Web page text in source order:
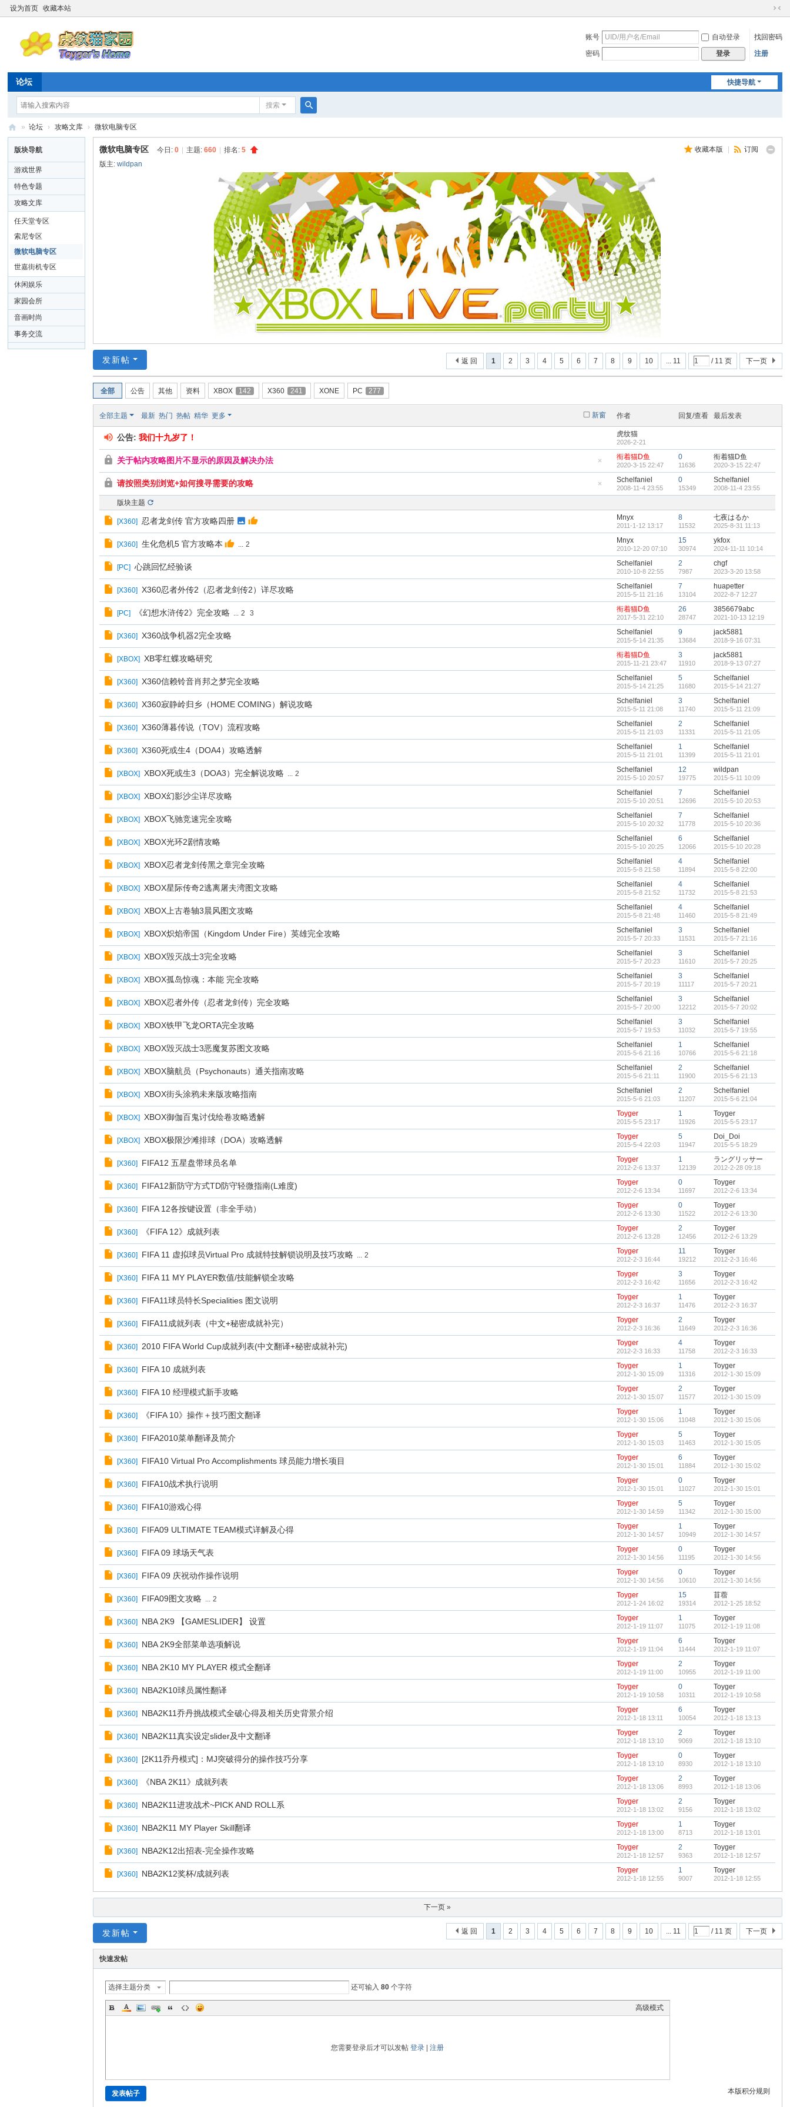
设为首页 收藏本站
切
到
账号 自动登录
找回密码
密码
登录 注册
快捷导航
论坛
搜索
索
纹
猫
家
园
20
26
» 论坛 › 攻略文库 › 微软电脑专区
版块导航
游戏世界
特色专题
攻略文库
任天堂专区
索尼专区
微软电脑专区
世嘉街机专区
休闲娱乐
家园会所
音画时尚
事务交流
收藏本版 订阅
微软电脑专区 今日:0 主题:660 排名:5
版主:wildpan
1 2 3 4 5 6 7 8 9 10 ... 11 / 11 页 下一页
返 回
发新帖
全部 公告 其他 资料 XBOX 142 X360 241 XONE PC 277
新窗
全部主题 最新 热门 热帖 精华 更多 作者 回复/查看 最后发表
公告:我们十九岁了！ 虎纹猫
2026-2-21
藏
置
帖
关于帖内攻略图片不显示的原因及解决办法 衔着猫D鱼
2020-3-15 22:47
0
11636
衔着猫D鱼
2020-3-15 22:47
藏
顶
请按照类别浏览+如何搜寻需要的攻略 Schelfaniel
2008-11-4 23:55
0
15349
Schelfaniel
2008-11-4 23:55
版块主题
[X360] 忍者龙剑传 官方攻略四册 Mnyx
2011-1-12 13:17
8
11532
七夜はるか
2025-8-31 11:13
[X360] 生化危机5 官方攻略本 ... 2 Mnyx
2010-12-20 07:10
15
30974
ykfox
2024-11-11 10:14
[PC] 心跳回忆经验谈 Schelfaniel
2010-10-8 22:55
2
7987
chgf
2023-3-20 13:58
[X360] X360忍者外传2（忍者龙剑传2）详尽攻略 Schelfaniel
2015-5-11 21:16
7
13104
huapetter
2022-8-7 12:27
[PC] 《幻想水浒传2》完全攻略 ... 2 3 衔着猫D鱼
2017-5-31 22:10
26
28747
3856679abc
2021-10-13 12:19
[X360] X360战争机器2完全攻略 Schelfaniel
2015-5-14 21:35
9
13684
jack5881
2018-9-16 07:31
[XBOX] XB零红蝶攻略研究 衔着猫D鱼
2015-11-21 23:47
3
11910
jack5881
2018-9-13 07:27
[X360] X360信赖铃音肖邦之梦完全攻略 Schelfaniel
2015-5-14 21:25
5
11680
Schelfaniel
2015-5-14 21:27
[X360] X360寂静岭归乡（HOME COMING）解说攻略 Schelfaniel
2015-5-11 21:08
3
11740
Schelfaniel
2015-5-11 21:09
[X360] X360薄暮传说（TOV）流程攻略 Schelfaniel
2015-5-11 21:03
2
11331
Schelfaniel
2015-5-11 21:05
[X360] X360死或生4（DOA4）攻略透解 Schelfaniel
2015-5-11 21:01
1
11399
Schelfaniel
2015-5-11 21:01
[XBOX] XBOX死或生3（DOA3）完全解说攻略 ... 2 Schelfaniel
2015-5-10 20:57
12
19775
wildpan
2015-5-11 10:09
[XBOX] XBOX幻影沙尘详尽攻略 Schelfaniel
2015-5-10 20:51
7
12696
Schelfaniel
2015-5-10 20:53
[XBOX] XBOX飞驰竞速完全攻略 Schelfaniel
2015-5-10 20:32
7
11778
Schelfaniel
2015-5-10 20:36
[XBOX] XBOX光环2剧情攻略 Schelfaniel
2015-5-10 20:25
6
12066
Schelfaniel
2015-5-10 20:28
[XBOX] XBOX忍者龙剑传黑之章完全攻略 Schelfaniel
2015-5-8 21:58
4
11894
Schelfaniel
2015-5-8 22:00
[XBOX] XBOX星际传奇2逃离屠夫湾图文攻略 Schelfaniel
2015-5-8 21:52
4
11732
Schelfaniel
2015-5-8 21:53
[XBOX] XBOX上古卷轴3晨风图文攻略 Schelfaniel
2015-5-8 21:48
4
11460
Schelfaniel
2015-5-8 21:49
[XBOX] XBOX炽焰帝国（Kingdom Under Fire）英雄完全攻略 Schelfaniel
2015-5-7 20:33
3
11531
Schelfaniel
2015-5-7 21:16
[XBOX] XBOX毁灭战士3完全攻略 Schelfaniel
2015-5-7 20:23
3
11610
Schelfaniel
2015-5-7 20:25
[XBOX] XBOX孤岛惊魂：本能 完全攻略 Schelfaniel
2015-5-7 20:19
3
11117
Schelfaniel
2015-5-7 20:21
[XBOX] XBOX忍者外传（忍者龙剑传）完全攻略 Schelfaniel
2015-5-7 20:00
3
12212
Schelfaniel
2015-5-7 20:02
[XBOX] XBOX铁甲飞龙ORTA完全攻略 Schelfaniel
2015-5-7 19:53
3
11032
Schelfaniel
2015-5-7 19:55
[XBOX] XBOX毁灭战士3恶魔复苏图文攻略 Schelfaniel
2015-5-6 21:16
1
10766
Schelfaniel
2015-5-6 21:18
[XBOX] XBOX脑航员（Psychonauts）通关指南攻略 Schelfaniel
2015-5-6 21:11
2
11900
Schelfaniel
2015-5-6 21:13
[XBOX] XBOX街头涂鸦未来版攻略指南 Schelfaniel
2015-5-6 21:03
2
11207
Schelfaniel
2015-5-6 21:04
[XBOX] XBOX御伽百鬼讨伐绘卷攻略透解 Toyger
2015-5-5 23:17
1
11926
Toyger
2015-5-5 23:17
[XBOX] XBOX极限沙滩排球（DOA）攻略透解 Toyger
2015-5-4 22:03
5
11947
Doi_Doi
2015-5-5 18:29
[X360] FIFA12 五星盘带球员名单 Toyger
2012-2-6 13:37
1
12139
ラングリッサー
2012-2-28 09:18
[X360] FIFA12新防守方式TD防守轻微指南(L难度) Toyger
2012-2-6 13:34
0
11697
Toyger
2012-2-6 13:34
[X360] FIFA 12各按键设置（非全手动） Toyger
2012-2-6 13:30
0
11522
Toyger
2012-2-6 13:30
[X360] 《FIFA 12》成就列表 Toyger
2012-2-6 13:28
2
12456
Toyger
2012-2-6 13:29
[X360] FIFA 11 虚拟球员Virtual Pro 成就特技解锁说明及技巧攻略 ... 2 Toyger
2012-2-3 16:44
11
19212
Toyger
2012-2-3 16:46
[X360] FIFA 11 MY PLAYER数值/技能解锁全攻略 Toyger
2012-2-3 16:42
3
11656
Toyger
2012-2-3 16:42
[X360] FIFA11球员特长Specialities 图文说明 Toyger
2012-2-3 16:37
1
11476
Toyger
2012-2-3 16:37
[X360] FIFA11成就列表（中文+秘密成就补完） Toyger
2012-2-3 16:36
2
11649
Toyger
2012-2-3 16:36
[X360] 2010 FIFA World Cup成就列表(中文翻译+秘密成就补完) Toyger
2012-2-3 16:33
4
11758
Toyger
2012-2-3 16:33
[X360] FIFA 10 成就列表 Toyger
2012-1-30 15:09
1
11316
Toyger
2012-1-30 15:09
[X360] FIFA 10 经理模式新手攻略 Toyger
2012-1-30 15:07
2
11577
Toyger
2012-1-30 15:09
[X360] 《FIFA 10》操作＋技巧图文翻译 Toyger
2012-1-30 15:06
1
11048
Toyger
2012-1-30 15:06
[X360] FIFA2010菜单翻译及简介 Toyger
2012-1-30 15:03
5
11463
Toyger
2012-1-30 15:05
[X360] FIFA10 Virtual Pro Accomplishments 球员能力增长项目 Toyger
2012-1-30 15:01
6
11884
Toyger
2012-1-30 15:02
[X360] FIFA10战术执行说明 Toyger
2012-1-30 15:01
0
11027
Toyger
2012-1-30 15:01
[X360] FIFA10游戏心得 Toyger
2012-1-30 14:59
5
11342
Toyger
2012-1-30 15:00
[X360] FIFA09 ULTIMATE TEAM模式详解及心得 Toyger
2012-1-30 14:57
1
10949
Toyger
2012-1-30 14:57
[X360] FIFA 09 球场天气表 Toyger
2012-1-30 14:56
0
11195
Toyger
2012-1-30 14:56
[X360] FIFA 09 庆祝动作操作说明 Toyger
2012-1-30 14:56
0
10610
Toyger
2012-1-30 14:56
[X360] FIFA09图文攻略 ... 2 Toyger
2012-1-24 16:02
15
19314
苜蓿
2012-1-25 18:52
[X360] NBA 2K9 【GAMESLIDER】 设置 Toyger
2012-1-19 11:07
1
11075
Toyger
2012-1-19 11:08
[X360] NBA 2K9全部菜单选项解说 Toyger
2012-1-19 11:04
6
11444
Toyger
2012-1-19 11:07
[X360] NBA 2K10 MY PLAYER 模式全翻译 Toyger
2012-1-19 11:00
2
10955
Toyger
2012-1-19 11:00
[X360] NBA2K10球员属性翻译 Toyger
2012-1-19 10:58
0
10311
Toyger
2012-1-19 10:58
[X360] NBA2K11乔丹挑战模式全破心得及相关历史背景介绍 Toyger
2012-1-18 13:11
6
10054
Toyger
2012-1-18 13:13
[X360] NBA2K11真实设定slider及中文翻译 Toyger
2012-1-18 13:10
2
9069
Toyger
2012-1-18 13:10
[X360] [2K11乔丹模式]：MJ突破得分的操作技巧分享 Toyger
2012-1-18 13:10
0
8930
Toyger
2012-1-18 13:10
[X360] 《NBA 2K11》成就列表 Toyger
2012-1-18 13:06
2
8993
Toyger
2012-1-18 13:06
[X360] NBA2K11进攻战术~PICK AND ROLL系 Toyger
2012-1-18 13:02
2
9156
Toyger
2012-1-18 13:02
[X360] NBA2K11 MY Player Skill翻译 Toyger
2012-1-18 13:00
1
8713
Toyger
2012-1-18 13:01
[X360] NBA2K12出招表-完全操作攻略 Toyger
2012-1-18 12:57
2
9363
Toyger
2012-1-18 12:57
[X360] NBA2K12奖杯/成就列表 Toyger
2012-1-18 12:55
1
9007
Toyger
2012-1-18 12:55
下一页 »
1 2 3 4 5 6 7 8 9 10 ... 11 / 11 页 下一页
返 回
发新帖
快速发帖
选择主题分类 还可输入80 个字符
高级模式
您需要登录后才可以发帖登录 |注册
本版积分规则
发表帖子